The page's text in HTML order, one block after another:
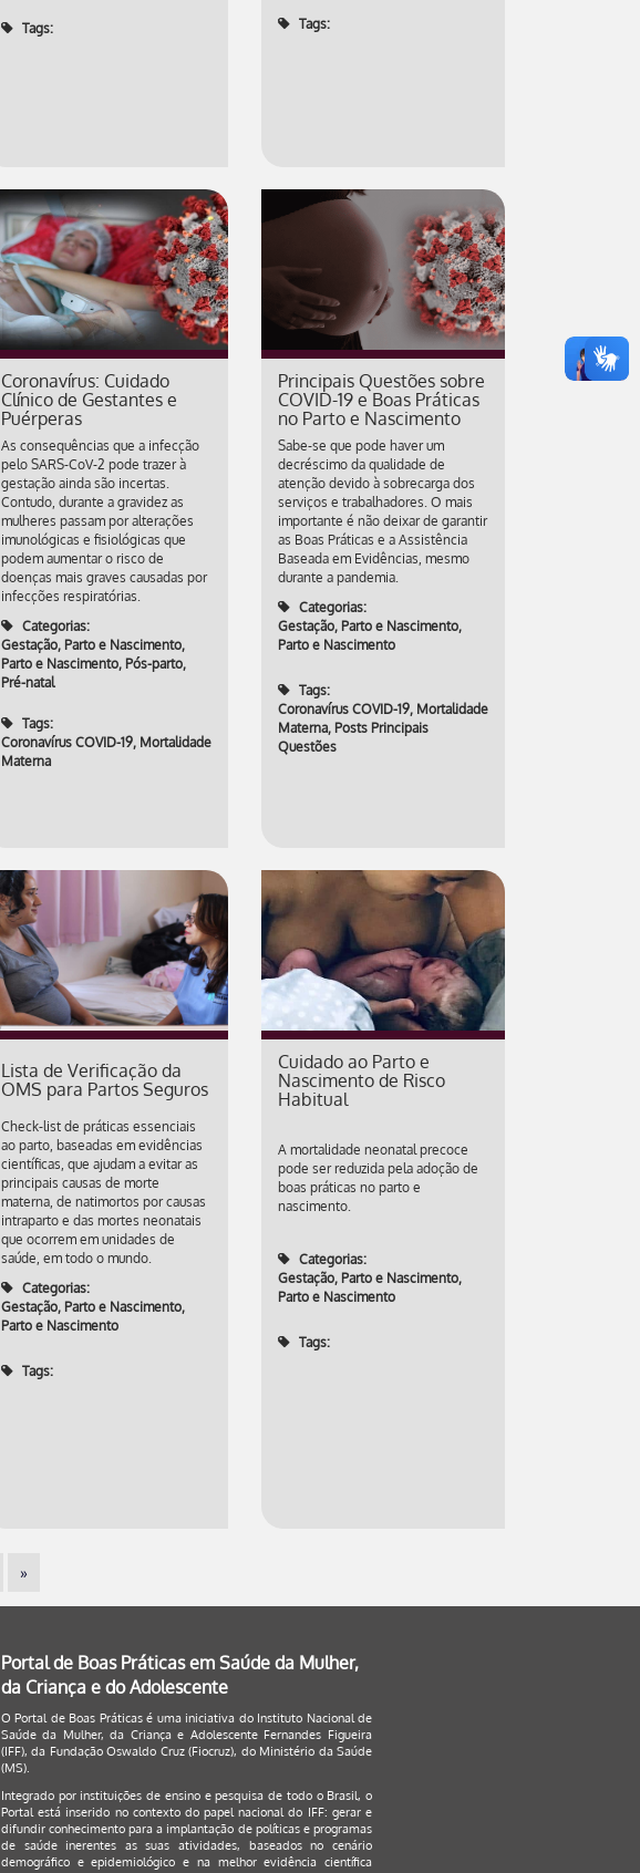
Tags: Tags:
Coronavírus: Cuidado
Clínico de Gestantes e
Puérperas
As consequências que a infecção
pelo SARS-CoV-2 pode trazer à
gestação ainda são incertas.
Contudo, durante a gravidez as
mulheres passam por alterações
imunológicas e fisiológicas que
podem aumentar o risco de
doenças mais graves causadas por
infecções respiratórias.
Categorias:
Gestação, Parto e Nascimento,
Parto e Nascimento, Pós-parto,
Pré-natal
Tags:
Coronavírus COVID-19, Mortalidade
Materna
Principais Questões sobre
COVID-19 e Boas Práticas
no Parto e Nascimento
Sabe-se que pode haver um
decréscimo da qualidade de
atenção devido à sobrecarga dos
serviços e trabalhadores. O mais
importante é não deixar de garantir
as Boas Práticas e a Assistência
Baseada em Evidências, mesmo
durante a pandemia.
Categorias:
Gestação, Parto e Nascimento,
Parto e Nascimento
Tags:
Coronavírus COVID-19, Mortalidade
Materna, Posts Principais
Questões
Lista de Verificação da
OMS para Partos Seguros
Check-list de práticas essenciais
ao parto, baseadas em evidências
científicas, que ajudam a evitar as
principais causas de morte
materna, de natimortos por causas
intraparto e das mortes neonatais
que ocorrem em unidades de
saúde, em todo o mundo.
Categorias:
Gestação, Parto e Nascimento,
Parto e Nascimento
Tags:
Cuidado ao Parto e
Nascimento de Risco
Habitual
A mortalidade neonatal precoce
pode ser reduzida pela adoção de
boas práticas no parto e
nascimento.
Categorias:
Gestação, Parto e Nascimento,
Parto e Nascimento
Tags:
»
Portal de Boas Práticas em Saúde da Mulher,
da Criança e do Adolescente
O Portal de Boas Práticas é uma iniciativa do Instituto Nacional de
Saúde da Mulher, da Criança e Adolescente Fernandes Figueira
(IFF), da Fundação Oswaldo Cruz (Fiocruz), do Ministério da Saúde
(MS).
Integrado por instituições de ensino e pesquisa de todo o Brasil, o
Portal está inserido no contexto do papel nacional do IFF: gerar e
difundir conhecimento para a implantação de políticas e programas
de saúde inerentes as suas atividades, baseados no cenário
demográfico e epidemiológico e na melhor evidência científica